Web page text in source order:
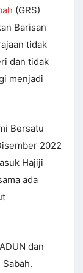
(GRS)
Barisan
tidak
dan tidak
menjadi
Bersatu
2022
Hajiji
ada
dan